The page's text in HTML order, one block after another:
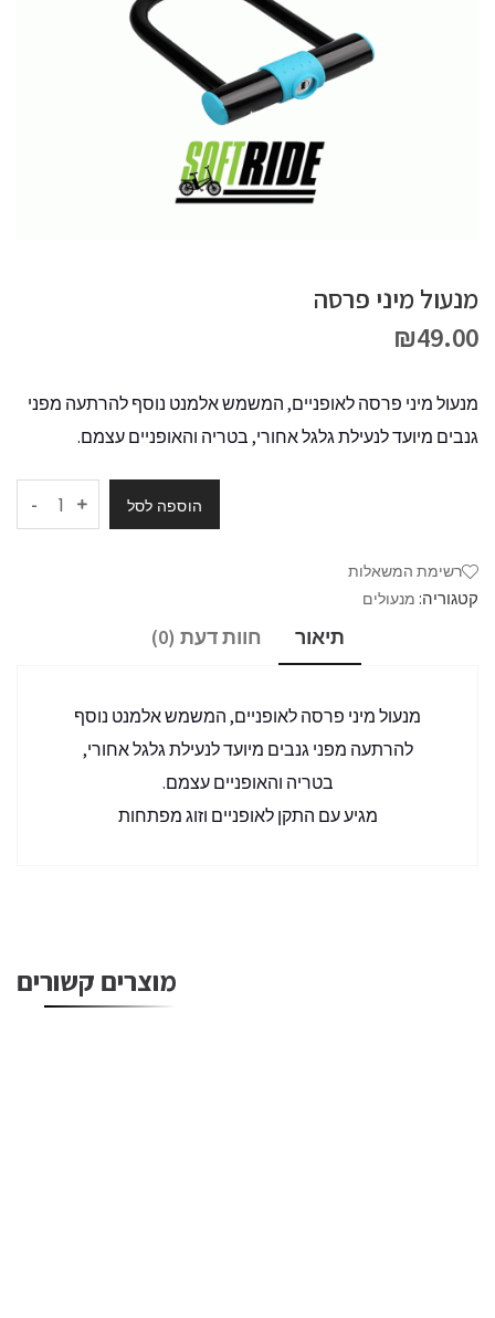
מנעול מיני פרסה
₪49.00
מנעול מיני פרסה לאופניים, המשמש אלמנט נוסף להרתעה מפני
גנבים מיועד לנעילת גלגל אחורי, בטריה והאופניים עצמם.
- הוספה לסל
רשימת המשאלות
קטגוריה: מנעולים
תיאור חוות דעת (0)
מנעול מיני פרסה לאופניים, המשמש אלמנט נוסף
להרתעה מפני גנבים מיועד לנעילת גלגל אחורי,
בטריה והאופניים עצמם.
מגיע עם התקן לאופניים וזוג מפתחות
מוצרים קשורים